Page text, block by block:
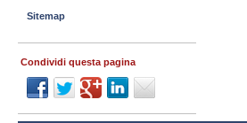
Sitemap
Condividi questa pagina